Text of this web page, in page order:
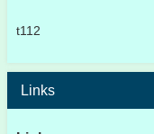
t112
Links